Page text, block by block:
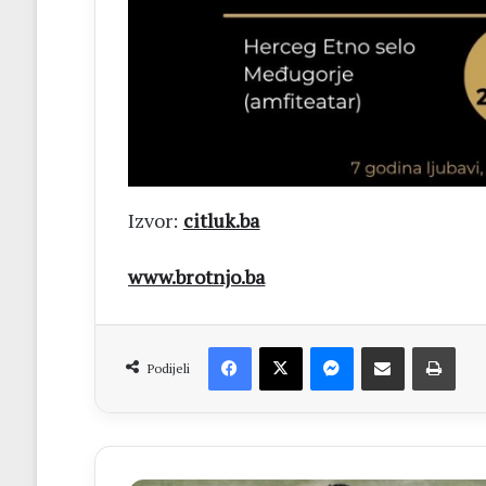
Izvor: citluk.ba
www.brotnjo.ba
Podijeli
Facebook
X MessengerDijeli putem Emaila